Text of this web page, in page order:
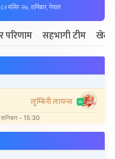
मंसिर २७, शनिबार, नेपाल
परिणाम सहभागी टीम
- 15:30
लुम्बिनी लायन्स W